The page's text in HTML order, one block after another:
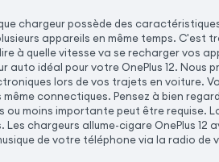
chargeur possède des
appareils en même temps. C'est
à quelle vitesse va se recharger vos
idéal pour votre OnePlus 12. Nous
lors de vos trajets en voiture.
connectiques. Pensez à bien
ou moins importante peut être requise.
chargeurs allume-cigare OnePlus 12
de votre téléphone via la radio de